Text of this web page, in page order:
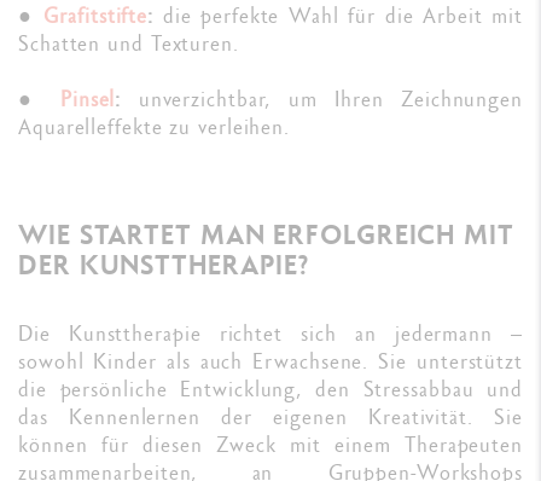
● Grafitstifte: die perfekte Wahl für die Arbeit mit
Schatten und Texturen.
● Pinsel : unverzichtbar, um Ihren Zeichnungen
Aquarelleffekte zu verleihen.
WIE STARTET MAN ERFOLGREICH MIT
DER KUNSTTHERAPIE?
Die Kunsttherapie richtet sich an jedermann –
sowohl Kinder als auch Erwachsene. Sie unterstützt
die persönliche Entwicklung, den Stressabbau und
das Kennenlernen der eigenen Kreativität. Sie
können für diesen Zweck mit einem Therapeuten
zusammenarbeiten, an Gruppen-Workshops